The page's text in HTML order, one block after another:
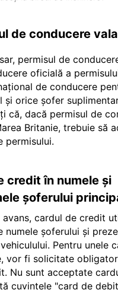
de conducere
permisul de
oficială a
de conducere
și orice șofer
că, dacă permisul de
Britanie, trebuie să
permisului.
credit în numele și
șoferului
cardul de credit
numele șoferului și
Pentru unele
vor fi solicitate
Nu sunt acceptate
cuvintele "card de